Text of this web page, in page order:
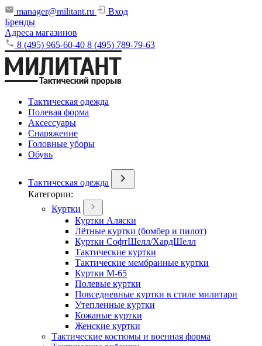
manager@militant.ru
Вход
Бренды
Адреса магазинов
8 (495) 965-60-40 8 (495) 789-79-63
Тактическая одежда
Полевая форма
Аксессуары
Снаряжение
Головные уборы
Обувь
Тактическая одежда
Категории:
Куртки
Куртки Аляски
Лётные куртки (бомбер и пилот)
Куртки СофтШелл/ХардШелл
Тактические куртки
Тактические мембранные куртки
Куртки М-65
Полевые куртки
Повседневные куртки в стиле милитари
Утепленные куртки
Кожаные куртки
Женские куртки
Тактические костюмы и военная форма